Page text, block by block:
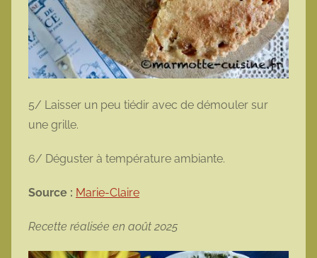
5/ Laisser un peu tiédir avec de démouler sur
une grille.
6/ Déguster à température ambiante.
Source : Marie-Claire
Recette réalisée en août 2025